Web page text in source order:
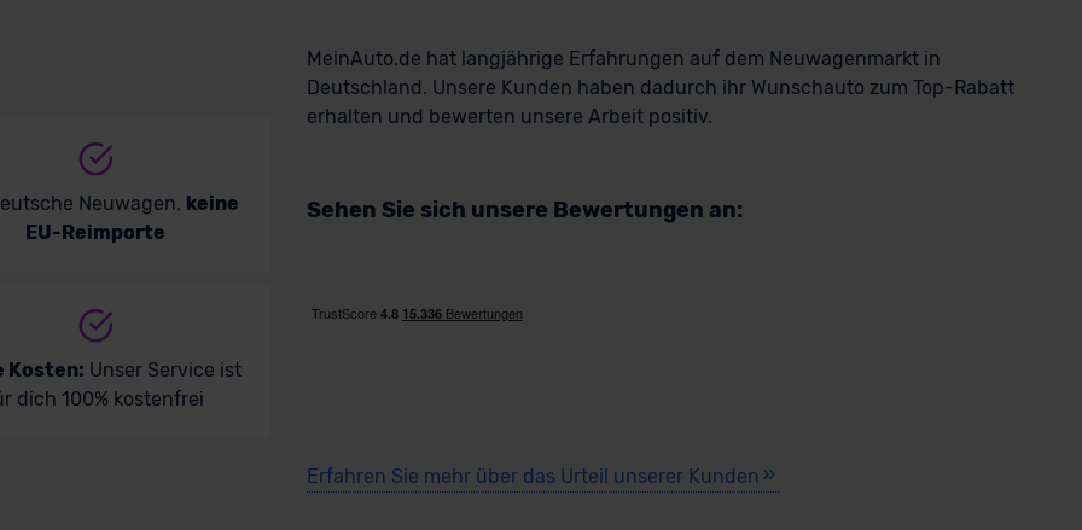
Neuwagen, keine
EU-Reimporte
Kosten: Unser Service ist
dich 100% kostenfrei
MeinAuto.de hat langjährige Erfahrungen auf dem Neuwagenmarkt in
Deutschland. Unsere Kunden haben dadurch ihr Wunschauto zum Top-Rabatt
erhalten und bewerten unsere Arbeit positiv.
Sehen Sie sich unsere Bewertungen an:
Erfahren Sie mehr über das Urteil unserer Kunden